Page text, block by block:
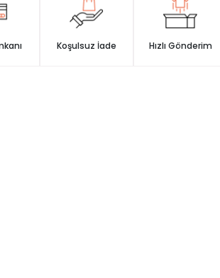
Koşulsuz İade Hızlı Gönderim